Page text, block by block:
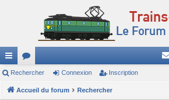
ac
co
or
u
Rechercher Connexion Inscription
Accueil du forum Rechercher